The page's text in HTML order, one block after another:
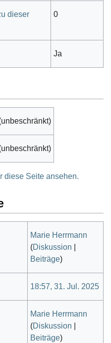
dieser
0
Ja
diese Seite ansehen.
Marie Herrmann
(Diskussion
Beiträge)
18:57, 31. Jul. 2025
Marie Herrmann
(Diskussion
Beiträge)